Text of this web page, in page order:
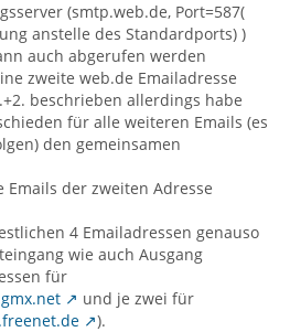
(smtp.web.de, Port=587(
anstelle des Standardports) )
auch abgerufen werden
zweite web.de Emailadresse
beschrieben allerdings habe
für alle weiteren Emails (es
den gemeinsamen
der zweiten Adresse
4 Emailadressen genauso
wie auch Ausgang
für
und je zwei für
).